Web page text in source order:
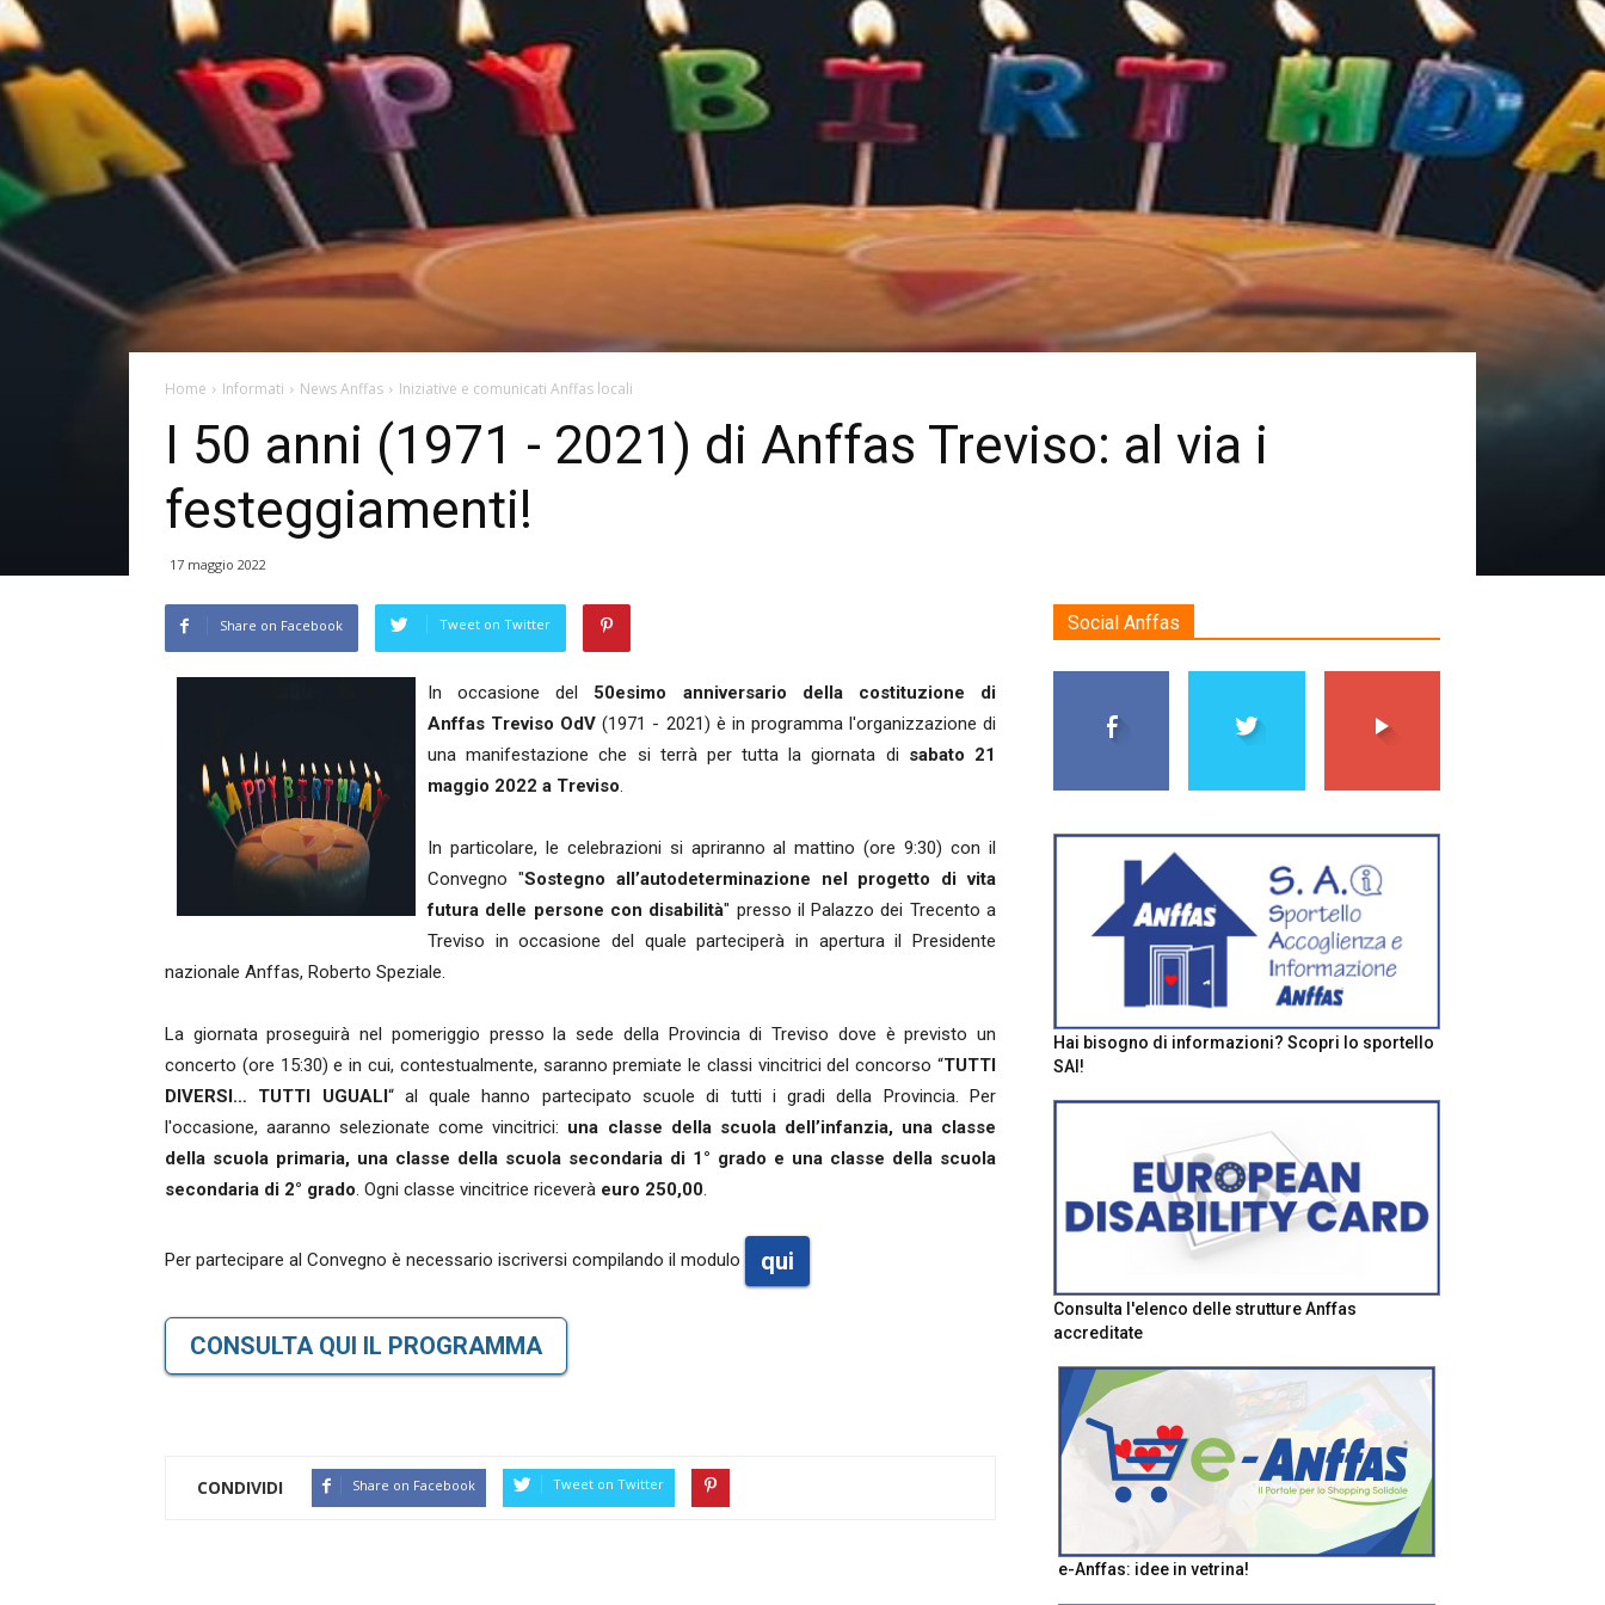
Home Informati News Anffas Iniziative e comunicati Anffas locali
I 50 anni (1971 - 2021) di Anffas Treviso: al via i
festeggiamenti!
17 maggio 2022
Share on Facebook Tweet on Twitter
In occasione del 50esimo anniversario della costituzione di
Anffas Treviso OdV(1971 - 2021) è in programma l'organizzazione di
una manifestazione che si terrà per tutta la giornata di sabato 21
maggio 2022 a Treviso.
In particolare, le celebrazioni si apriranno al mattino (ore 9:30) con il
Convegno "Sostegno all’autodeterminazione nel progetto di vita
futura delle persone con disabilità" presso il Palazzo dei Trecento a
Treviso in occasione del quale parteciperà in apertura il Presidente
nazionale Anffas, Roberto Speziale.
La giornata proseguirà nel pomeriggio presso la sede della Provincia di Treviso dove è previsto un
concerto (ore 15:30) e in cui, contestualmente, saranno premiate le classi vincitrici del concorso “TUTTI
DIVERSI… TUTTI UGUALI “ al quale hanno partecipato scuole di tutti i gradi della Provincia. Per
l'occasione, aaranno selezionate come vincitrici: una classe della scuola dell’infanzia, una classe
della scuola primaria, una classe della scuola secondaria di 1° grado e una classe della scuola
secondaria di 2° grado. Ogni classe vincitrice riceverà euro 250,00.
Per partecipare al Convegno è necessario iscriversi compilando il modulo qui
CONSULTA QUI IL PROGRAMMA
CONDIVIDI Share on Facebook Tweet on Twitter
Social Anffas
Hai bisogno di informazioni? Scopri lo sportello
SAI!
Consulta l'elenco delle strutture Anffas
accreditate
e-Anffas: idee in vetrina!